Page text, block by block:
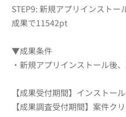
STEP9: 新規アプリインスト
成果で11542pt
▼成果条件
・新規アプリインストール後
【成果受付期間】インストー
【成果調査受付期間】案件ク